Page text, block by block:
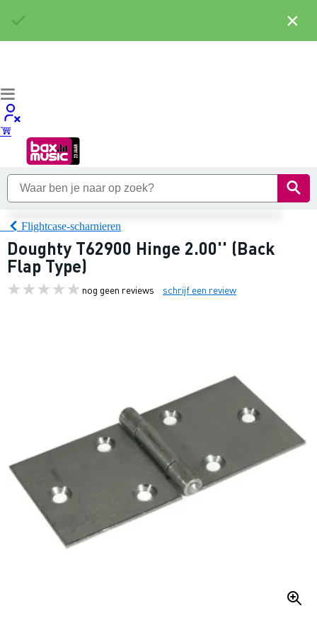
Flightcase-scharnieren
Doughty T62900 Hinge 2.00'' (Back
Flap Type)
nog geen reviews schrijf een review
×